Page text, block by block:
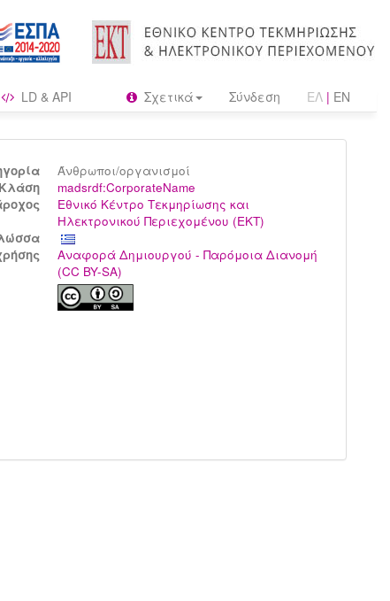
LD & API Σχετικά Σύνδεση ΕΛ | EN
Άνθρωποι/οργανισμοί
Kλάση
madsrdf:CorporateName
Εθνικό Κέντρο Τεκμηρίωσης και
Ηλεκτρονικού Περιεχομένου (ΕΚΤ)
Αναφορά Δημιουργού - Παρόμοια Διανομή
(CC BY-SA)